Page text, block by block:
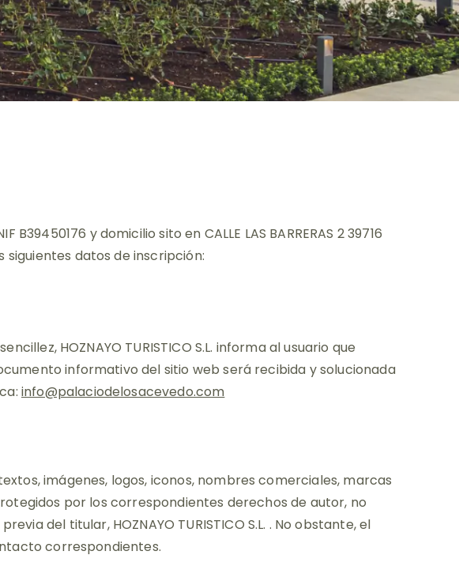
y domicilio sito en CALLE LAS BARRERAS 2 39716
siguientes datos de inscripción:
HOZNAYO TURISTICO S.L. informa al usuario que
informativo del sitio web será recibida y solucionada
info@palaciodelosacevedo.com
imágenes, logos, iconos, nombres comerciales, marcas
por los correspondientes derechos de autor, no
del titular, HOZNAYO TURISTICO S.L. . No obstante, el
correspondientes.